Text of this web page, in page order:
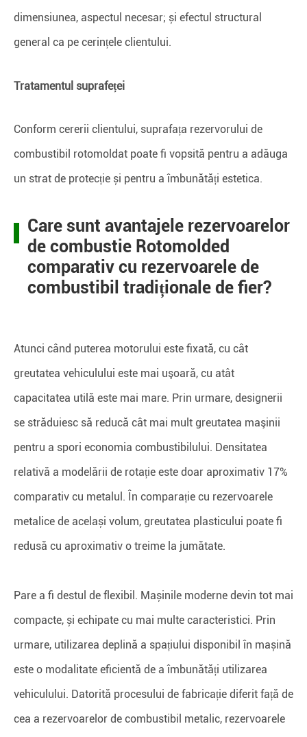
dimensiunea, aspectul necesar; și efectul structural
general ca pe cerințele clientului.
Tratamentul suprafeței
Conform cererii clientului, suprafața rezervorului de
combustibil rotomoldat poate fi vopsită pentru a adăuga
un strat de protecție și pentru a îmbunătăți estetica.
Care sunt avantajele rezervoarelor
de combustie Rotomolded
comparativ cu rezervoarele de
combustibil tradiționale de fier?
Atunci când puterea motorului este fixată, cu cât
greutatea vehiculului este mai uşoară, cu atât
capacitatea utilă este mai mare. Prin urmare, designerii
se străduiesc să reducă cât mai mult greutatea maşinii
pentru a spori economia combustibilului. Densitatea
relativă a modelării de rotație este doar aproximativ 17%
comparativ cu metalul. În comparație cu rezervoarele
metalice de același volum, greutatea plasticului poate fi
redusă cu aproximativ o treime la jumătate.
Pare a fi destul de flexibil. Mașinile moderne devin tot mai
compacte, și echipate cu mai multe caracteristici. Prin
urmare, utilizarea deplină a spațiului disponibil în mașină
este o modalitate eficientă de a îmbunătăți utilizarea
vehiculului. Datorită procesului de fabricație diferit față de
cea a rezervoarelor de combustibil metalic, rezervoarele